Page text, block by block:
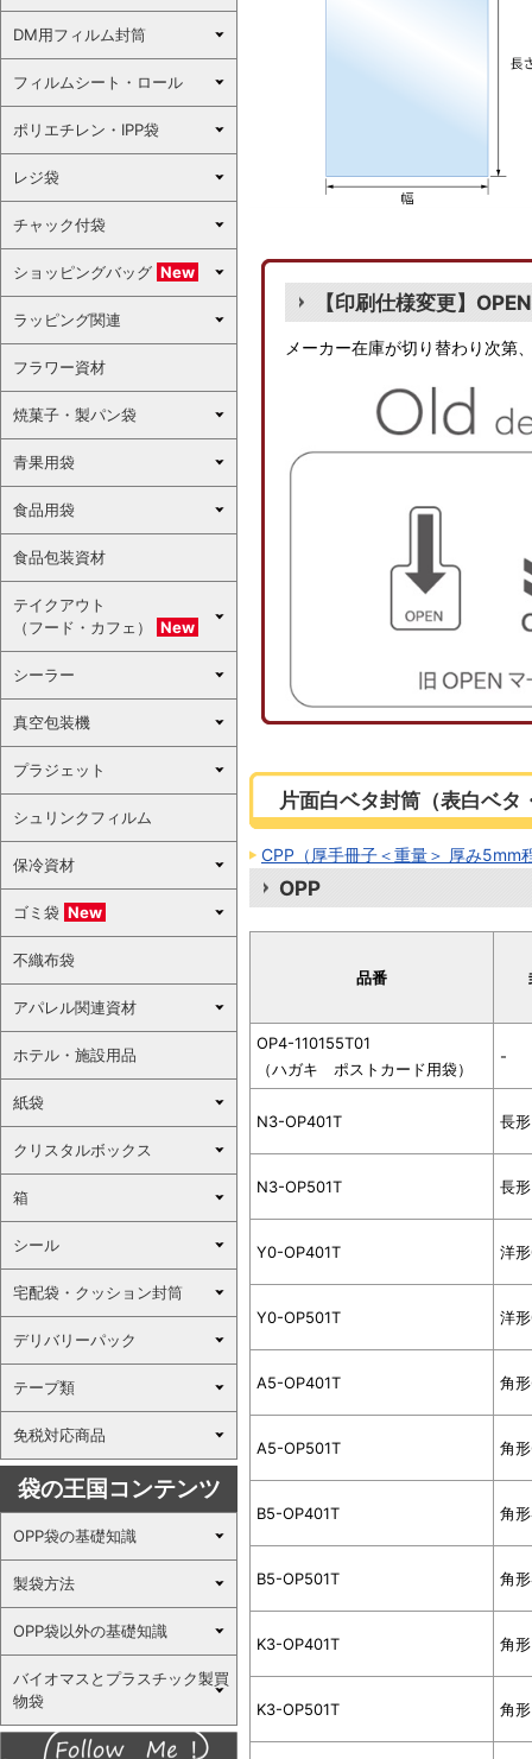
【印刷仕様変更】
メーカー在庫が切り替わり次第
片面白ベタ封筒（表白ベタ
CPP（厚手冊子＜重量＞ 厚み5mm
OPP
品番
OP4-110155T01
（ハガキ ポストカード用袋）
-
N3-OP401T 長
N3-OP501T 長
Y0-OP401T 洋
Y0-OP501T 洋
A5-OP401T 角
A5-OP501T 角
B5-OP401T 角
B5-OP501T 角
K3-OP401T 角
K3-OP501T 角
DM用フィルム封筒
フィルムシート・ロール
ポリエチレン・IPP袋
レジ袋
チャック付袋
ショッピングバッグ New
ラッピング関連
フラワー資材
焼菓子・製パン袋
青果用袋
食品用袋
食品包装資材
テイクアウト
（フード・カフェ）
New
シーラー
真空包装機
プラジェット
シュリンクフィルム
保冷資材
ゴミ袋 New
不織布袋
アパレル関連資材
ホテル・施設用品
紙袋
クリスタルボックス
箱
シール
宅配袋・クッション封筒
デリバリーパック
テープ類
免税対応商品
袋の王国コンテンツ
OPP袋の基礎知識
製袋方法
OPP袋以外の基礎知識
バイオマスとプラスチック製買
物袋